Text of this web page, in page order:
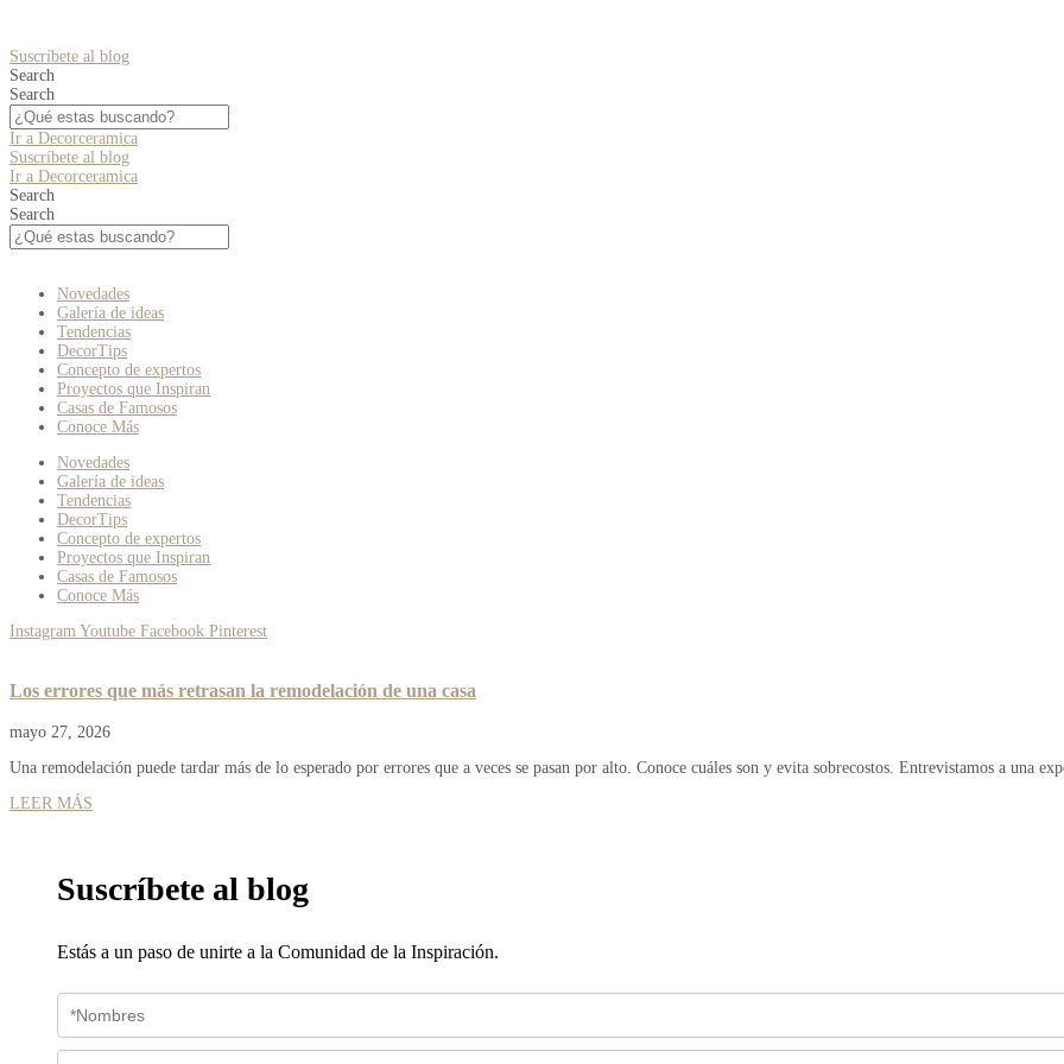
Suscríbete al blog
Search
Search
Ir a Decorceramica
Suscríbete al blog
Ir a Decorceramica
Search
Search
Novedades
Galería de ideas
Tendencias
DecorTips
Concepto de expertos
Proyectos que Inspiran
Casas de Famosos
Conoce Más
Novedades
Galería de ideas
Tendencias
DecorTips
Concepto de expertos
Proyectos que Inspiran
Casas de Famosos
Conoce Más
Instagram Youtube Facebook Pinterest
Los errores que más retrasan la remodelación de una casa
mayo 27, 2026
Una remodelación puede tardar más de lo esperado por errores que a veces se pasan por alto. Conoce cuáles son y evita sobrecostos. Entrevistamos a una
LEER MÁS
Suscríbete al blog
Estás a un paso de unirte a la Comunidad de la Inspiración.